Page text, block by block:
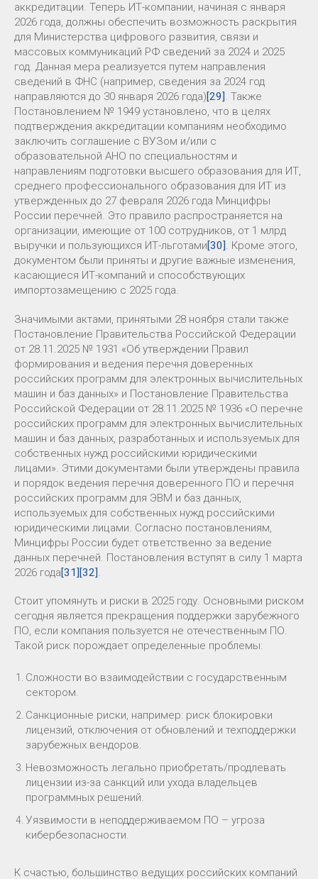
аккредитации. Теперь ИТ-компании, начиная с января
2026 года, должны обеспечить возможность раскрытия
для Министерства цифрового развития, связи и
массовых коммуникаций РФ сведений за 2024 и 2025
год. Данная мера реализуется путем направления
сведений в ФНС (например, сведения за 2024 год
направляются до 30 января 2026 года)[29] . Также
Постановлением № 1949 установлено, что в целях
подтверждения аккредитации компаниям необходимо
заключить соглашение с ВУЗом и/или с
образовательной АНО по специальностям и
направлениям подготовки высшего образования для ИТ,
среднего профессионального образования для ИТ из
утвержденных до 27 февраля 2026 года Минцифры
России перечней. Это правило распространяется на
организации, имеющие от 100 сотрудников, от 1 млрд
выручки и пользующихся ИТ-льготами[30] . Кроме этого,
документом были приняты и другие важные изменения,
касающиеся ИТ-компаний и способствующих
импортозамещению с 2025 года.
Значимыми актами, принятыми 28 ноября стали также
Постановление Правительства Российской Федерации
от 28.11.2025 № 1931 «Об утверждении Правил
формирования и ведения перечня доверенных
российских программ для электронных вычислительных
машин и баз данных» и Постановление Правительства
Российской Федерации от 28.11.2025 № 1936 «О перечне
российских программ для электронных вычислительных
машин и баз данных, разработанных и используемых для
собственных нужд российскими юридическими
лицами». Этими документами были утверждены правила
и порядок ведения перечня доверенного ПО и перечня
российских программ для ЭВМ и баз данных,
используемых для собственных нужд российскими
юридическими лицами. Согласно постановлениям,
Минцифры России будет ответственно за ведение
данных перечней. Постановления вступят в силу 1 марта
2026 года[31] [32].
Стоит упомянуть и риски в 2025 году. Основными риском
сегодня является прекращения поддержки зарубежного
ПО, если компания пользуется не отечественным ПО.
Такой риск порождает определенные проблемы:
Сложности во взаимодействии с государственным
сектором.
Санкционные риски, например: риск блокировки
лицензий, отключения от обновлений и техподдержки
зарубежных вендоров.
Невозможность легально приобретать/продлевать
лицензии из-за санкций или ухода владельцев
программных решений.
Уязвимости в неподдерживаемом ПО – угроза
кибербезопасности.
К счастью, большинство ведущих российских компаний